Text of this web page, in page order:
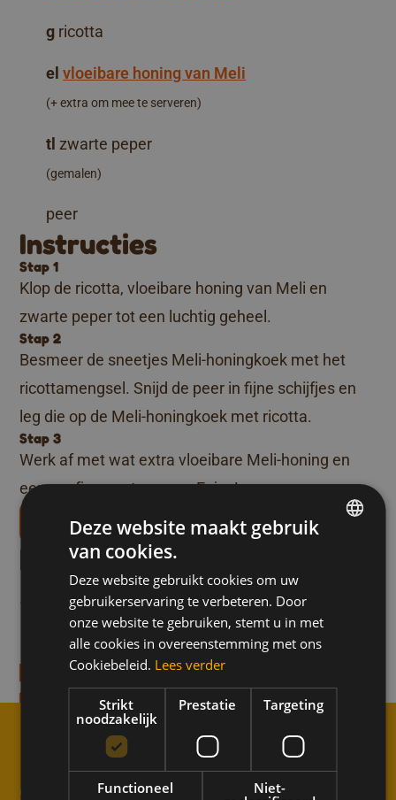
g ricotta
el vloeibare honing van Meli
(+ extra om mee te serveren)
tl zwarte peper
(gemalen)
peer
Instructies
Stap 1
Klop de ricotta, vloeibare honing van Meli en
zwarte peper tot een luchtig geheel.
Stap 2
Besmeer de sneetjes Meli-honingkoek met het
ricottamengsel. Snijd de peer in fijne schijfjes en
leg die op de Meli-honingkoek met ricotta.
Stap 3
Werk af met wat extra vloeibare Meli-honing en
een snufje zwarte peper. Enjoy!
Téléchargez nos livrets de recettes
Meer recepten zoals dit
van honingkoek
Vrolijke
honingkoek
Bereidingstijd 30-min
Ontdek het recept
Feest
Deze website maakt gebruik
van cookies.
Deze website gebruikt cookies om uw
gebruikerservaring te verbeteren. Door
onze website te gebruiken, stemt u in met
alle cookies in overeenstemming met ons
Cookiebeleid. Lees verder
Strikt
noodzakelijk
Prestatie Targeting
Functioneel
Niet-